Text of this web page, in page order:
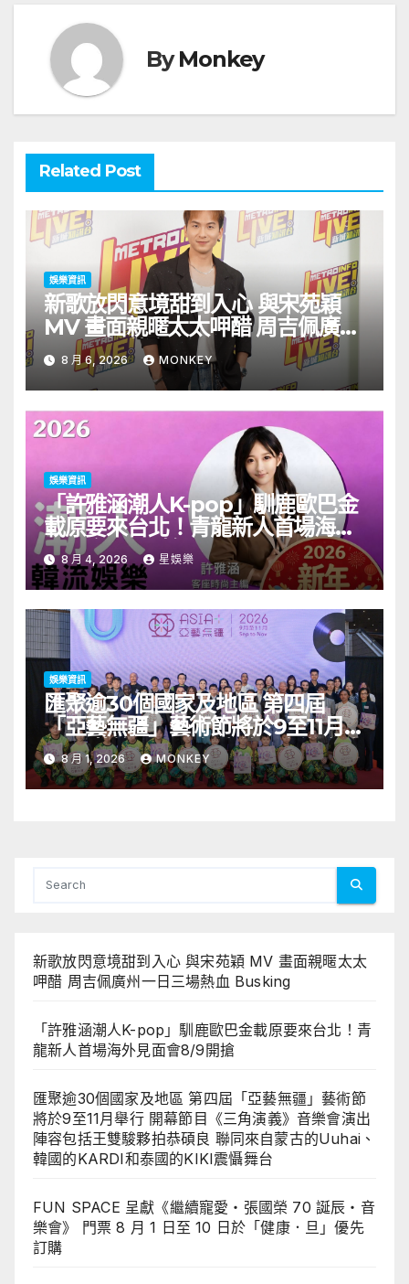
ByMonkey
Related Post
娛樂資訊
新歌放閃意境甜到入心 與宋苑穎
MV 畫面親暱太太呷醋 周吉佩廣州
一日三場熱血 Busking
8 月 6, 2026 MONKEY
娛樂資訊
「許雅涵潮人K-pop」馴鹿歐巴金
載原要來台北！青龍新人首場海外
見面會8/9開搶
8 月 4, 2026 星娛樂
娛樂資訊
匯聚逾30個國家及地區 第四屆
「亞藝無疆」藝術節將於9至11月舉
行 開幕節目《三角演義》音樂會演
出陣容包括王雙駿夥拍恭碩良 聯同
來自蒙古的Uuhai、韓國的KARDI
8 月 1, 2026 MONKEY
新歌放閃意境甜到入心 與宋苑穎 MV 畫面親暱太太
呷醋 周吉佩廣州一日三場熱血 Busking
「許雅涵潮人K-pop」馴鹿歐巴金載原要來台北！青
龍新人首場海外見面會8/9開搶
匯聚逾30個國家及地區 第四屆「亞藝無疆」藝術節
將於9至11月舉行 開幕節目《三角演義》音樂會演出
陣容包括王雙駿夥拍恭碩良 聯同來自蒙古的Uuhai、
韓國的KARDI和泰國的KIKI震懾舞台
FUN SPACE 呈獻《繼續寵愛・張國榮 70 誕辰・音
樂會》 門票 8 月 1 日至 10 日於「健康．旦」優先
訂購